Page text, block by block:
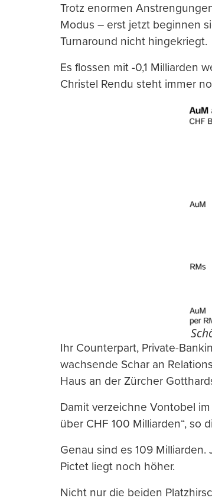
Trotz enormen
Modus – erst jetzt beginnen
Turnaround nicht hingekriegt.
Es flossen mit -0,1 Milliarden
Christel Rendu steht immer
Ihr Counterpart, Private-
wachsende Schar an
Haus an der Zürcher
Damit verzeichne Vontobel
über CHF 100 Milliarden“, so
Genau sind es 109
Pictet liegt noch höher.
Nicht nur die beiden